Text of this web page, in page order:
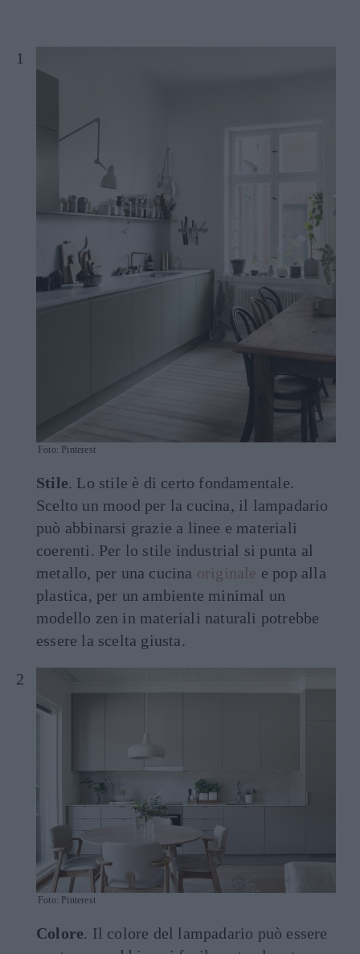
Foto: Pinterest
Stile. Lo stile è di certo fondamentale.
Scelto un mood per la cucina, il lampadario
può abbinarsi grazie a linee e materiali
coerenti. Per lo stile industrial si punta al
metallo, per una cucina originale e pop alla
plastica, per un ambiente minimal un
modello zen in materiali naturali potrebbe
essere la scelta giusta.
Foto: Pinterest
Colore. Il colore del lampadario può essere